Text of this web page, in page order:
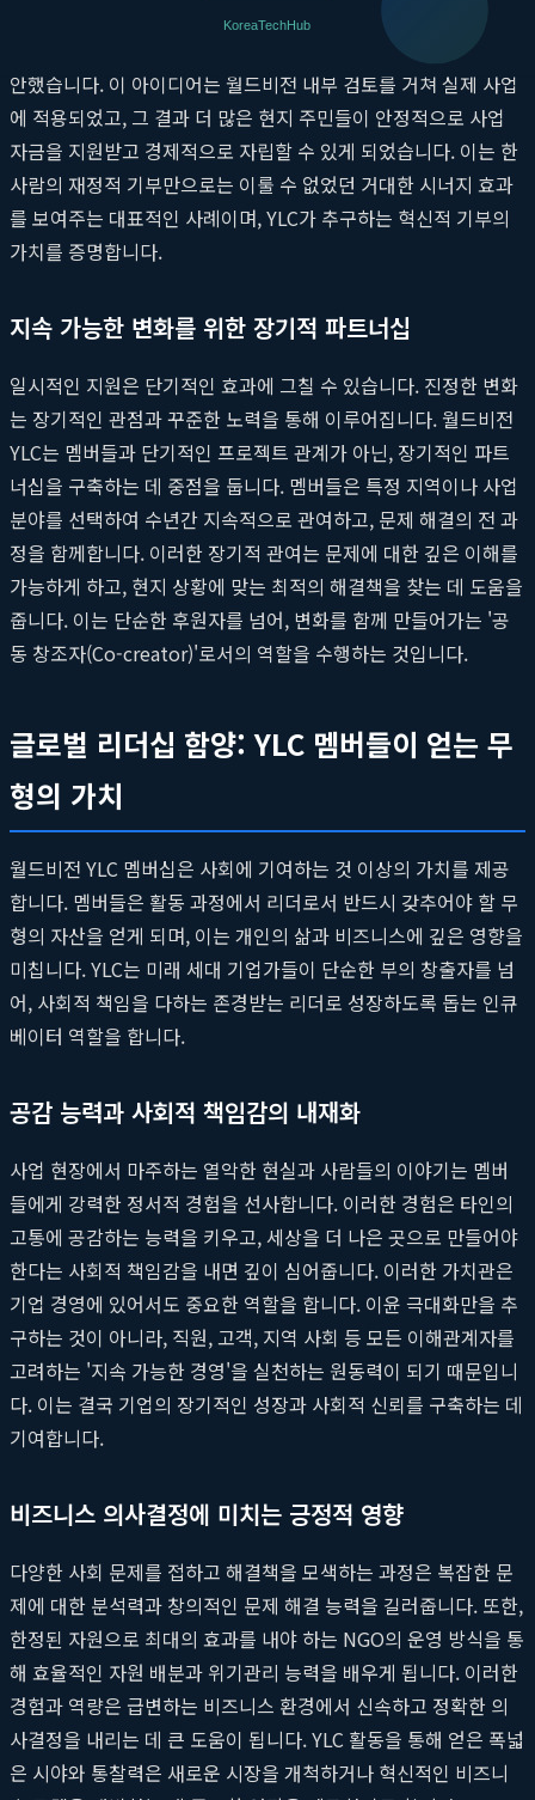
자신의 금융 기술 전문성을 활용하여 기존 프로그램의 비효율적
인 부분을 개선하고, 모바일 기반의 투명한 자금 관리 시스템을 제
안했습니다. 이 아이디어는 월드비전 내부 검토를 거쳐 실제 사업
에 적용되었고, 그 결과 더 많은 현지 주민들이 안정적으로 사업
자금을 지원받고 경제적으로 자립할 수 있게 되었습니다. 이는 한
사람의 재정적 기부만으로는 이룰 수 없었던 거대한 시너지 효과
를 보여주는 대표적인 사례이며, YLC가 추구하는 혁신적 기부의
가치를 증명합니다.
지속 가능한 변화를 위한 장기적 파트너십
일시적인 지원은 단기적인 효과에 그칠 수 있습니다. 진정한 변화
는 장기적인 관점과 꾸준한 노력을 통해 이루어집니다. 월드비전
YLC는 멤버들과 단기적인 프로젝트 관계가 아닌, 장기적인 파트
너십을 구축하는 데 중점을 둡니다. 멤버들은 특정 지역이나 사업
분야를 선택하여 수년간 지속적으로 관여하고, 문제 해결의 전 과
정을 함께합니다. 이러한 장기적 관여는 문제에 대한 깊은 이해를
가능하게 하고, 현지 상황에 맞는 최적의 해결책을 찾는 데 도움을
줍니다. 이는 단순한 후원자를 넘어, 변화를 함께 만들어가는 '공
동 창조자(Co-creator)'로서의 역할을 수행하는 것입니다.
글로벌 리더십 함양: YLC 멤버들이 얻는 무
형의 가치
월드비전 YLC 멤버십은 사회에 기여하는 것 이상의 가치를 제공
합니다. 멤버들은 활동 과정에서 리더로서 반드시 갖추어야 할 무
형의 자산을 얻게 되며, 이는 개인의 삶과 비즈니스에 깊은 영향을
미칩니다. YLC는 미래 세대 기업가들이 단순한 부의 창출자를 넘
어, 사회적 책임을 다하는 존경받는 리더로 성장하도록 돕는 인큐
베이터 역할을 합니다.
공감 능력과 사회적 책임감의 내재화
사업 현장에서 마주하는 열악한 현실과 사람들의 이야기는 멤버
들에게 강력한 정서적 경험을 선사합니다. 이러한 경험은 타인의
고통에 공감하는 능력을 키우고, 세상을 더 나은 곳으로 만들어야
한다는 사회적 책임감을 내면 깊이 심어줍니다. 이러한 가치관은
기업 경영에 있어서도 중요한 역할을 합니다. 이윤 극대화만을 추
구하는 것이 아니라, 직원, 고객, 지역 사회 등 모든 이해관계자를
고려하는 '지속 가능한 경영'을 실천하는 원동력이 되기 때문입니
다. 이는 결국 기업의 장기적인 성장과 사회적 신뢰를 구축하는 데
기여합니다.
비즈니스 의사결정에 미치는 긍정적 영향
다양한 사회 문제를 접하고 해결책을 모색하는 과정은 복잡한 문
제에 대한 분석력과 창의적인 문제 해결 능력을 길러줍니다. 또한,
한정된 자원으로 최대의 효과를 내야 하는 NGO의 운영 방식을 통
해 효율적인 자원 배분과 위기관리 능력을 배우게 됩니다. 이러한
경험과 역량은 급변하는 비즈니스 환경에서 신속하고 정확한 의
사결정을 내리는 데 큰 도움이 됩니다. YLC 활동을 통해 얻은 폭넓
은 시야와 통찰력은 새로운 시장을 개척하거나 혁신적인 비즈니